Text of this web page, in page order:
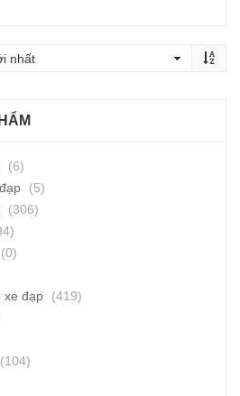
(6)
(5)
(306)
(0)
xe đạp
(419)
(104)